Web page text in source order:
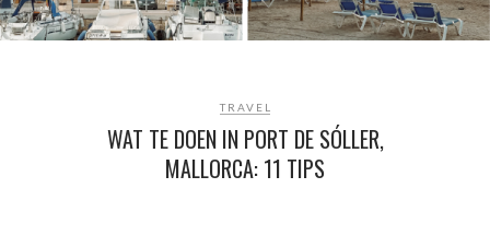
TRAVEL
WAT TE DOEN IN PORT DE SÓLLER,
MALLORCA: 11 TIPS